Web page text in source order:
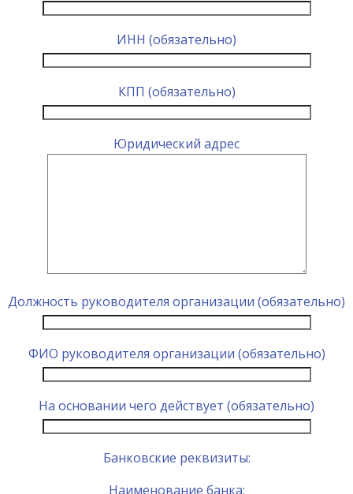
ИНН (обязательно)
КПП (обязательно)
Юридический адрес
Должность руководителя организации (обязательно)
ФИО руководителя организации (обязательно)
На основании чего действует (обязательно)
Банковские реквизиты:
Наименование банка: